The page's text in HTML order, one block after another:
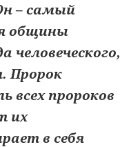
– самый
общины
человеческого,
Пророк
всех пророков
их
в себя